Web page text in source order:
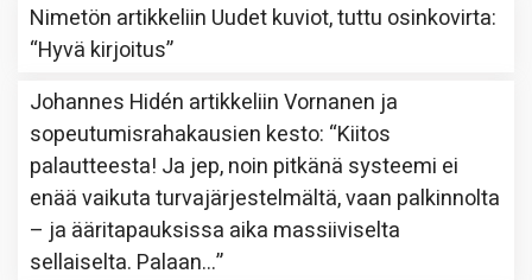
Nimetön artikkeliin Uudet kuviot, tuttu osinkovirta:
“Hyvä kirjoitus”
Johannes Hidén artikkeliinVornanen ja
sopeutumisrahakausien kesto: “Kiitos
palautteesta! Ja jep, noin pitkänä systeemi ei
enää vaikuta turvajärjestelmältä, vaan palkinnolta
– ja ääritapauksissa aika massiiviselta
sellaiselta. Palaan…”